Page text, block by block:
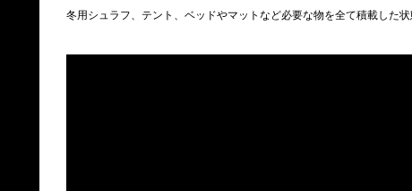
冬用シュラフ、テント、ベッドやマットなど必要な物を全て積載した状